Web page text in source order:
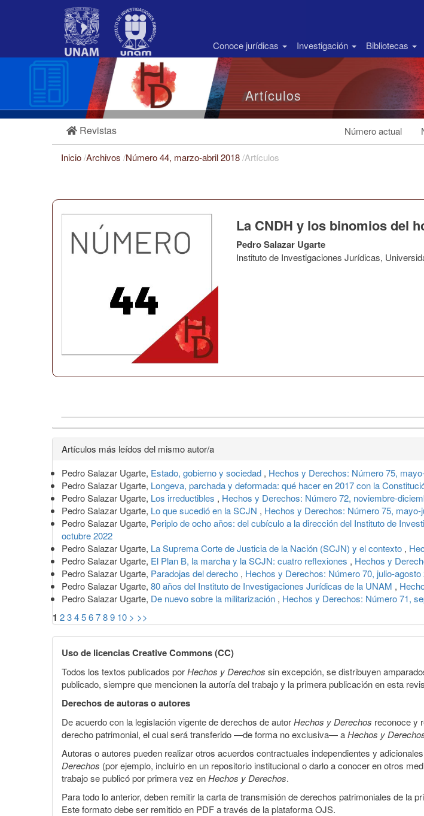
Barra
Conoce jurídicas Investigación Bibliotecas
Artículos
Revistas Número actual
Inicio/Archivos /Número 44, marzo-abril 2018/Artículos
La CNDH y los binomios del
Pedro Salazar Ugarte
Instituto de Investigaciones Jurídicas,
Detalles
del
artículo
Artículos más leídos del mismo autor/a
Pedro Salazar Ugarte, Estado, gobierno y sociedad , Hechos y Derechos: Número 75,
Pedro Salazar Ugarte, Longeva, parchada y deformada: qué hacer en 2017 con la
Pedro Salazar Ugarte, Los irreductibles , Hechos y Derechos: Número 72, noviembre-
Pedro Salazar Ugarte, Lo que sucedió en la SCJN , Hechos y Derechos: Número 75, mayo-
Pedro Salazar Ugarte, Periplo de ocho años: del cubículo a la dirección del Instituto de
octubre 2022
Pedro Salazar Ugarte, La Suprema Corte de Justicia de la Nación (SCJN) y el contexto ,
Pedro Salazar Ugarte, El Plan B, la marcha y la SCJN: cuatro reflexiones , Hechos y
Pedro Salazar Ugarte, Paradojas del derecho , Hechos y Derechos: Número 70, julio-agosto
Pedro Salazar Ugarte, 80 años del Instituto de Investigaciones Jurídicas de la UNAM ,
Pedro Salazar Ugarte, De nuevo sobre la militarización , Hechos y Derechos: Número 71,
1 23456789 10 > >>
Uso de licencias Creative Commons (CC)
Todos los textos publicados porHechos y Derechos sin excepción, se distribuyen
publicado, siempre que mencionen la autoría del trabajo y la primera publicación en esta
Derechos de autoras o autores
De acuerdo con la legislación vigente de derechos de autorHechos y Derechos reconoce y
derecho patrimonial, el cual será transferido —de forma no exclusiva— aHechos y
Autoras o autores pueden realizar otros acuerdos contractuales independientes y
Derechos (por ejemplo, incluirlo en un repositorio institucional o darlo a conocer en otros
trabajo se publicó por primera vez enHechos y Derechos.
Para todo lo anterior, deben remitir la carta de transmisión de derechos patrimoniales de la
Este formato debe ser remitido en PDF a través de la plataforma OJS.